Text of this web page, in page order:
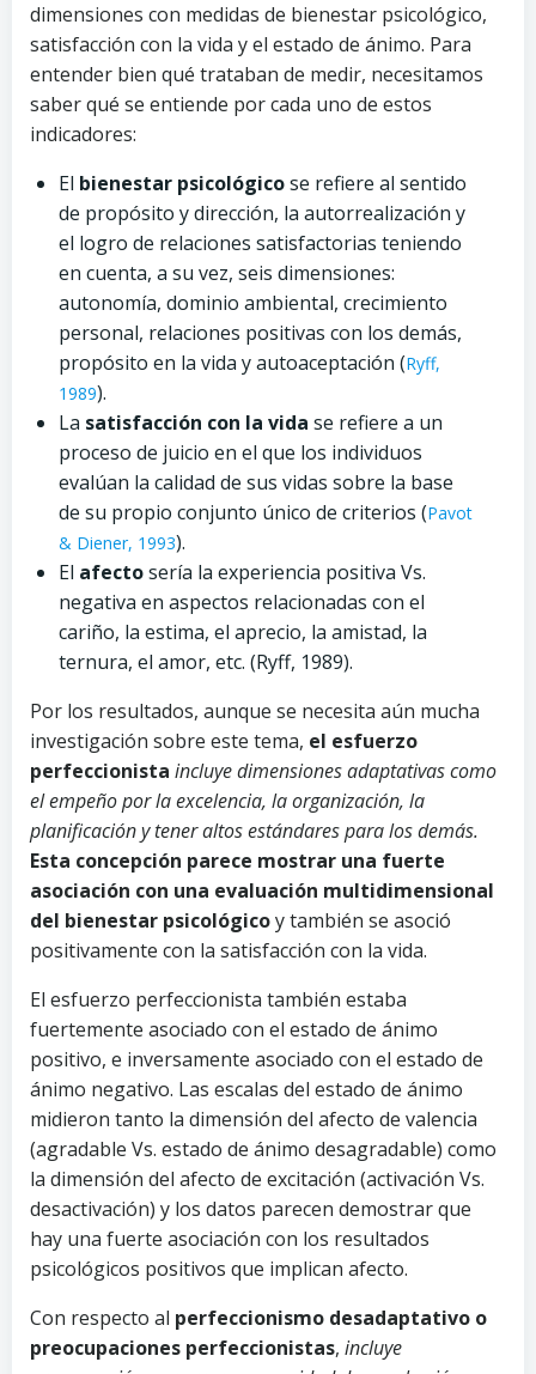
dimensiones con medidas de bienestar psicológico,
satisfacción con la vida y el estado de ánimo. Para
entender bien qué trataban de medir, necesitamos
saber qué se entiende por cada uno de estos
indicadores:
El bienestar psicológicose refiere al sentido
de propósito y dirección, la autorrealización y
el logro de relaciones satisfactorias teniendo
en cuenta, a su vez, seis dimensiones:
autonomía, dominio ambiental, crecimiento
personal, relaciones positivas con los demás,
propósito en la vida y autoaceptación (Ryff,
1989).
La satisfacción con la vida se refiere a un
proceso de juicio en el que los individuos
evalúan la calidad de sus vidas sobre la base
de su propio conjunto único de criterios (Pavot
& Diener, 1993).
El afectosería la experiencia positiva Vs.
negativa en aspectos relacionadas con el
cariño, la estima, el aprecio, la amistad, la
ternura, el amor, etc. (Ryff, 1989).
Por los resultados, aunque se necesita aún mucha
investigación sobre este tema, el esfuerzo
perfeccionista incluye dimensiones adaptativas como
el empeño por la excelencia, la organización, la
planificación y tener altos estándares para los demás.
Esta concepción parece mostrar una fuerte
asociación con una evaluación multidimensional
del bienestar psicológicoy también se asoció
positivamente con la satisfacción con la vida.
El esfuerzo perfeccionista también estaba
fuertemente asociado con el estado de ánimo
positivo, e inversamente asociado con el estado de
ánimo negativo. Las escalas del estado de ánimo
midieron tanto la dimensión del afecto de valencia
(agradable Vs. estado de ánimo desagradable) como
la dimensión del afecto de excitación (activación Vs.
desactivación) y los datos parecen demostrar que
hay una fuerte asociación con los resultados
psicológicos positivos que implican afecto.
Con respecto al perfeccionismo desadaptativo o
preocupaciones perfeccionistas, incluye